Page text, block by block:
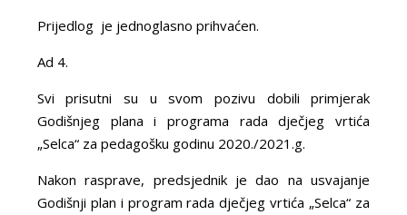
Prijedlog je jednoglasno prihvaćen.
Ad 4.
Svi prisutni su u svom pozivu dobili primjerak
Godišnjeg plana i programa rada dječjeg vrtića
„Selca“ za pedagošku godinu 2020./2021.g.
Nakon rasprave, predsjednik je dao na usvajanje
Godišnji plan i program rada dječjeg vrtića „Selca“ za